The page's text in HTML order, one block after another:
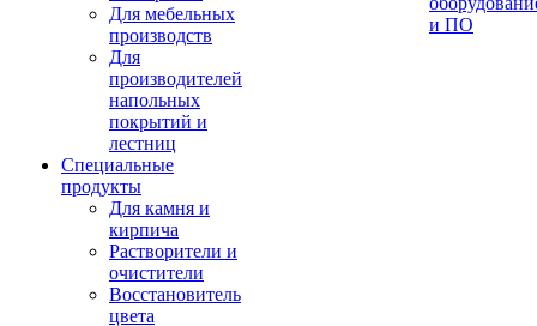
Для мебельных
производств
Для
производителей
напольных
покрытий и
лестниц
Специальные
продукты
Для камня и
кирпича
Растворители и
очистители
Восстановитель
цвета
и ПО